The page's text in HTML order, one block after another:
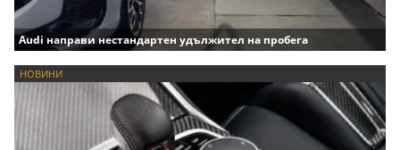
Audi направи нестандартен удължител на пробега
НОВИНИ